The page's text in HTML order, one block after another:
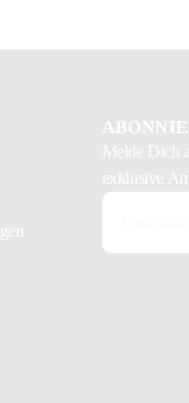
Melde Dich
exklusive